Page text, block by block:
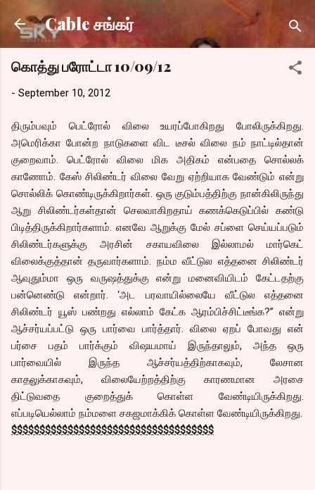
Skip to main content
Cable சங்கர்
கொத்து பரோட்டா 10/09/12
- September 10, 2012
திரும்பவும் பெட்ரோல் விலை உயரப்போகிறது போலிருக்கிறது.
அமெரிக்கா போன்ற நாடுகளை விட டீசல் விலை நம் நாட்டில்தான்
குறைவாம். பெட்ரோல் விலை மிக அதிகம் என்பதை சொல்லக்
காணோம். கேஸ் சிலிண்டர் விலை வேறு ஏற்றியாக வேண்டும் என்று
சொல்லிக் கொண்டிருக்கிறார்கள். ஒரு குடும்பத்திற்கு நான்கிலிருந்து
ஆறு சிலிண்டர்கள்தான் செலவாகிறதாய் கணக்கெடுப்பில் கண்டு
பிடித்திருக்கிறார்களாம். எனவே ஆறுக்கு மேல் சப்ளை செய்யப்படும்
சிலிண்டர்களுக்கு அரசின் சகாயவிலை இல்லாமல் மார்கெட்
விலைக்குத்தான் தருவார்களாம். நம்ம வீட்டுல எத்தனை சிலிண்டர்
ஆவுதும்மா ஒரு வருஷத்துக்கு என்று மனைவியிடம் கேட்டதற்கு
பன்னெண்டு என்றார். ‘அட பரவாயில்லையே வீட்டுல எத்தனை
சிலிண்டர் யூஸ் பண்றது எல்லாம் கேட்க ஆரம்பிச்சிட்டீங்க?” என்று
ஆச்சர்யப்பட்டு ஒரு பார்வை பார்த்தார். விலை ஏறப் போவது என்
பர்சை பதம் பார்க்கும் விஷயமாய் இருந்தாலும், அந்த ஒரு
பார்வையில் இருந்த ஆச்சர்யத்திற்காகவும், லேசான
காதலுக்காகவும், விலையேற்றத்திற்கு காரணமான அரசை
திட்டுவதை குறைத்துக் கொள்ள வேண்டியிருக்கிறது.
எப்படியெல்லாம் நம்மளை சகஜமாக்கிக் கொள்ள வேண்டியிருக்கிறது.
$$$$$$$$$$$$$$$$$$$$$$$$$$$$$$$$$$$$